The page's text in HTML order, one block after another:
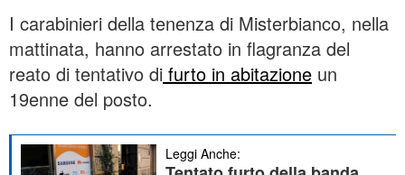
I carabinieri della tenenza di Misterbianco, nella
mattinata, hanno arrestato in flagranza del
reato di tentativo di furto in abitazione un
19enne del posto.
Leggi Anche: